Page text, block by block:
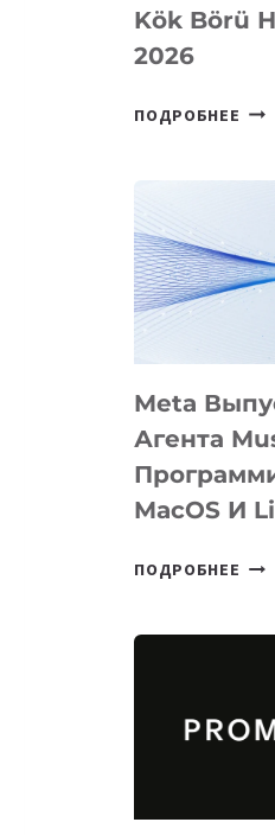
Kök Börü
2026
ПОДРОБНЕЕ
НА
Meta
Агента
MacOS И
ПОДРОБНЕЕ META